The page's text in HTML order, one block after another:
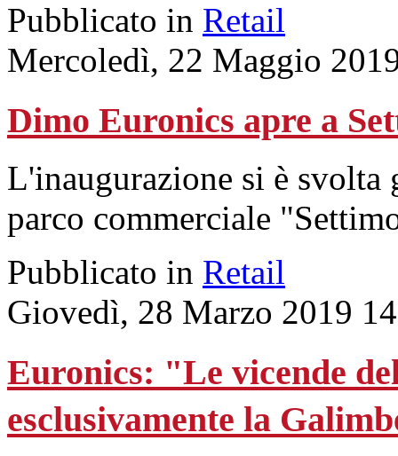
Pubblicato in Retail
Mercoledì, 22 Maggio
Dimo Euronics apre a
L'inaugurazione si è
parco commerciale
Pubblicato in Retail
Giovedì, 28 Marzo 2019
Euronics: "Le vicende
esclusivamente la